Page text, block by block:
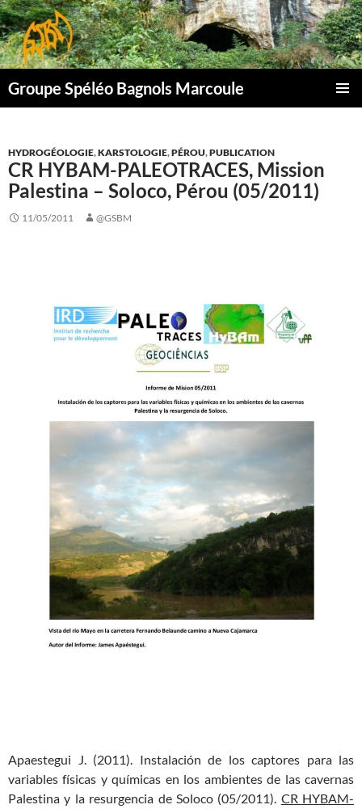
Aller
au
contenu
Groupe Spéléo Bagnols Marcoule
HYDROGÉOLOGIE,KARSTOLOGIE,PÉROU,PUBLICATION
CR HYBAM-PALEOTRACES, Mission
Palestina – Soloco, Pérou (05/2011)
11/05/2011 @GSBM
Apaestegui J. (2011). Instalación de los captores para las
variables físicas y químicas en los ambientes de las cavernas
Palestina y la resurgencia de Soloco (05/2011). CR HYBAM-